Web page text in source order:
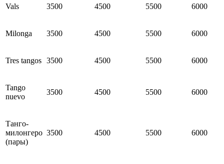
Vals 3500 4500 5500 6000
Milonga 3500 4500 5500 6000
Tres tangos 3500 4500 5500 6000
Tango
nuevo
3500 4500 5500 6000
Танго-
милонгеро
(пары)
3500 4500 5500 6000